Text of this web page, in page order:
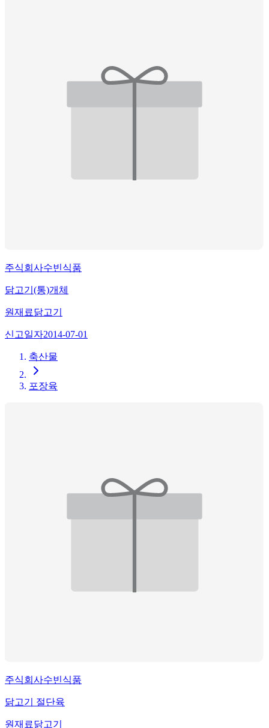
주식회사수빈식품
닭고기(통)개체
원재료닭고기
신고일자2014-07-01
축산물
포장육
주식회사수빈식품
닭고기 절단육
원재료닭고기